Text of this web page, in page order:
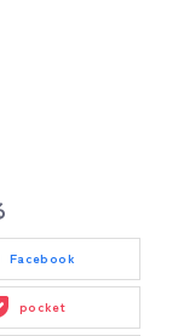
Facebook
pocket